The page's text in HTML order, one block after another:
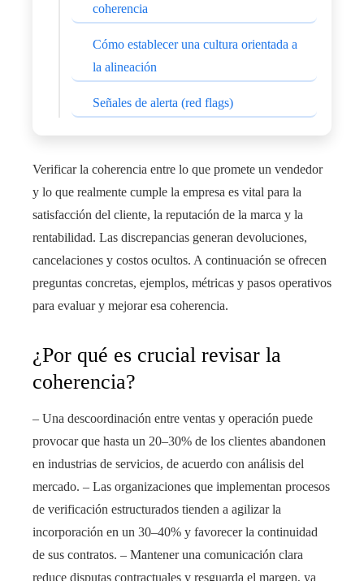
coherencia
Cómo establecer una cultura orientada a
la alineación
Señales de alerta (red flags)
Verificar la coherencia entre lo que promete un vendedor
y lo que realmente cumple la empresa es vital para la
satisfacción del cliente, la reputación de la marca y la
rentabilidad. Las discrepancias generan devoluciones,
cancelaciones y costos ocultos. A continuación se ofrecen
preguntas concretas, ejemplos, métricas y pasos operativos
para evaluar y mejorar esa coherencia.
¿Por qué es crucial revisar la
coherencia?
– Una descoordinación entre ventas y operación puede
provocar que hasta un 20–30% de los clientes abandonen
en industrias de servicios, de acuerdo con análisis del
mercado. – Las organizaciones que implementan procesos
de verificación estructurados tienden a agilizar la
incorporación en un 30–40% y favorecer la continuidad
de sus contratos. – Mantener una comunicación clara
reduce disputas contractuales y resguarda el margen, ya